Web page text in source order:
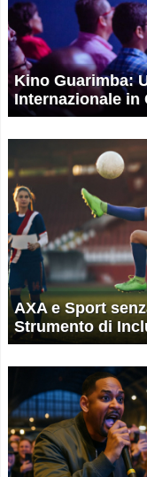
Kino Guarimba:
Internazionale in
AXA e Sport
Strumento di